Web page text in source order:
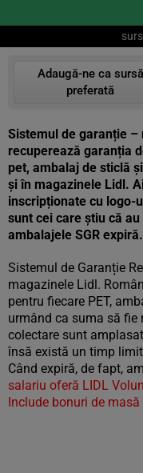
Adaugă-ne ca sursă
preferată
Sistemul de garanție
recuperează garanția
pet, ambalaj de sticlă
și în magazinele Lidl.
inscripționate cu logo-
sunt cei care știu că
ambalajele SGR
Sistemul de Garanție
magazinele Lidl.
pentru fiecare PET,
urmând ca suma să fie
colectare sunt
însă există un timp
Când expiră, de fapt,
salariu oferă LIDL
Include bonuri de